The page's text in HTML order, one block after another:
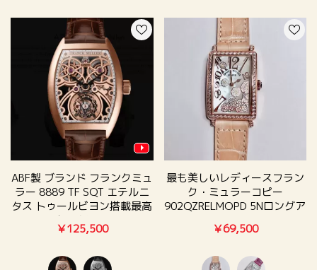
ABF製 ブランド フランクミュ
ラー 8889 TF SQT エテルニ
タス トゥールビヨン搭載最高
級(手巻き)
￥125,500
最も美しいレディースフラン
ク・ミュラーコピー
902QZRELMOPD 5Nロングア
イランド クォーツベルトスク
エア
￥69,500